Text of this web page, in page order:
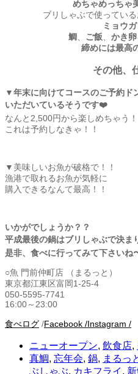
めちゃめっちゃ
ブリしゃぶで使ってい
ミョウガ
鯛
ご飯 かき卵
締めには最高
その他、
▼年末に向けてコースのご予約ド
いただいているそうです❤️
なんと2,500円から楽しめちゃう！
これは予約しなきゃ！！
▼美味しいお魚が破格で！！
漁港で取れるお魚が気軽に
購入できるなんて最高！！
いかがでしょうか？？
平成最後の鍋はブリしゃぶで決
是非、食べに行ってみて下さいね
○魚 門前仲町店 （まるっと）
東京都江東区富岡1-25-4
050-5595-7741
16:00～23:00
食べログ /Facebook /Instagram /
ニューオープン, 飲食店,
真鯛, 忘年会, 鍋, まるっ
ぶしゃぶ, カキフライ ,